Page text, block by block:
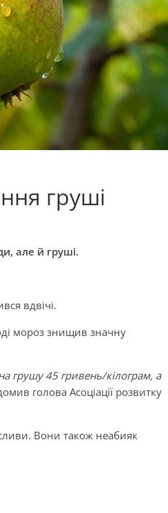
груші
але й груші.
вдвічі.
мороз знищив значну
грушу 45 гривень/кілограм, а
голова Асоціації розвитку
Вони також неабияк